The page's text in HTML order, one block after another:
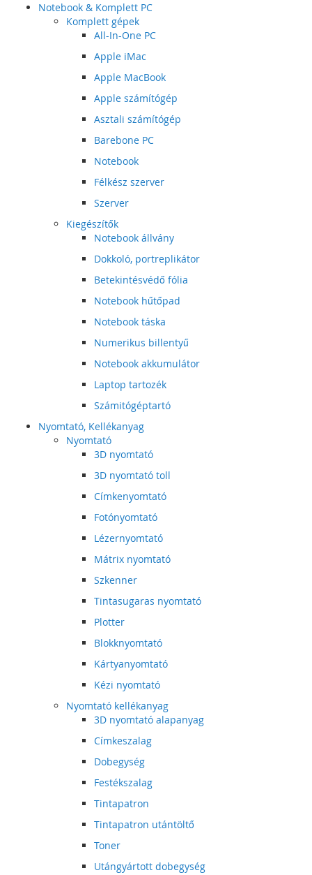
Notebook & Komplett PC
Komplett gépek
All-In-One PC
Apple iMac
Apple MacBook
Apple számítógép
Asztali számítógép
Barebone PC
Notebook
Félkész szerver
Szerver
Kiegészítők
Notebook állvány
Dokkoló, portreplikátor
Betekintésvédő fólia
Notebook hűtőpad
Notebook táska
Numerikus billentyű
Notebook akkumulátor
Laptop tartozék
Számitógéptartó
Nyomtató, Kellékanyag
Nyomtató
3D nyomtató
3D nyomtató toll
Címkenyomtató
Fotónyomtató
Lézernyomtató
Mátrix nyomtató
Szkenner
Tintasugaras nyomtató
Plotter
Blokknyomtató
Kártyanyomtató
Kézi nyomtató
Nyomtató kellékanyag
3D nyomtató alapanyag
Címkeszalag
Dobegység
Festékszalag
Tintapatron
Tintapatron utántöltő
Toner
Utángyártott dobegység